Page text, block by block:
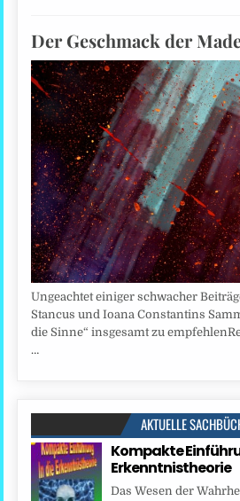
Der Geschmack der
Ungeachtet einiger schwacher
Stancus und Ioana Constantins
die Sinne“ insgesamt zu
…
AKTUELLE
Kompakte
Erkenntnistheorie
Das Wesen der